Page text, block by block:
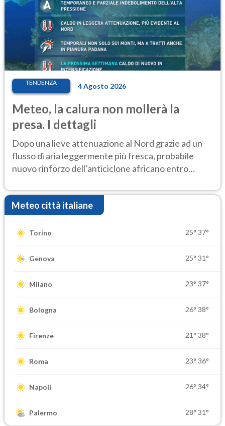
TENDENZA 4 Agosto 2026
Meteo, la calura non mollerà la
presa. I dettagli
Dopo una lieve attenuazione al Nord grazie ad un
flusso di aria leggermente più fresca, probabile
nuovo rinforzo dell’anticiclone africano entro
Meteo città italiane
Torino 25° 37°
Genova 25° 31°
Milano 23° 37°
Bologna 26° 38°
Firenze 21° 38°
Roma 23° 36°
Napoli 26° 34°
Palermo 28° 31°